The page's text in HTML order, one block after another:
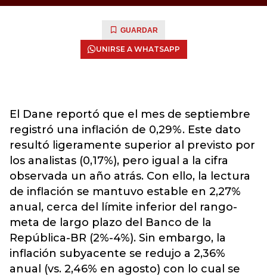
GUARDAR
UNIRSE A WHATSAPP
El Dane reportó que el mes de septiembre
registró una inflación de 0,29%. Este dato
resultó ligeramente superior al previsto por
los analistas (0,17%), pero igual a la cifra
observada un año atrás. Con ello, la lectura
de inflación se mantuvo estable en 2,27%
anual, cerca del límite inferior del rango-
meta de largo plazo del Banco de la
República-BR (2%-4%). Sin embargo, la
inflación subyacente se redujo a 2,36%
anual (vs. 2,46% en agosto) con lo cual se